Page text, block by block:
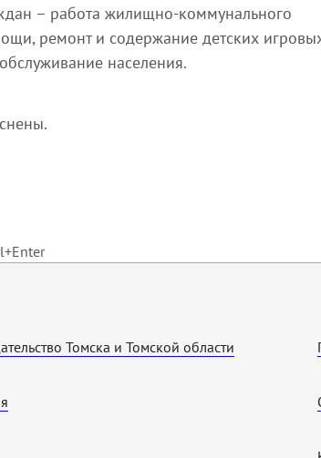
– работа жилищно-коммунального
ремонт и содержание детских
населения.
Томска и Томской области